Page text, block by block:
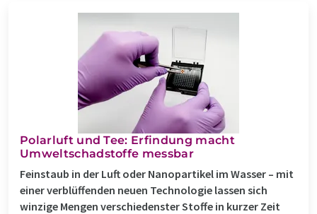
Polarluft und Tee: Erfindung macht
Umweltschadstoffe messbar
Feinstaub in der Luft oder Nanopartikel im Wasser – mit
einer verblüffenden neuen Technologie lassen sich
winzige Mengen verschiedenster Stoffe in kurzer Zeit